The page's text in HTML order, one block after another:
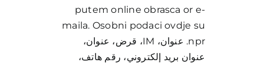
putem online obrasca or e-
maila. Osobni podaci ovdje su
npr. عنوان، IM، قرض، عنوان،
عنوان بريد إلكتروني، رقم هاتف،